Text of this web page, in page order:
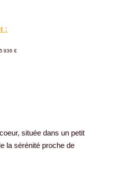
:
936 €
située dans un petit
la sérénité proche de